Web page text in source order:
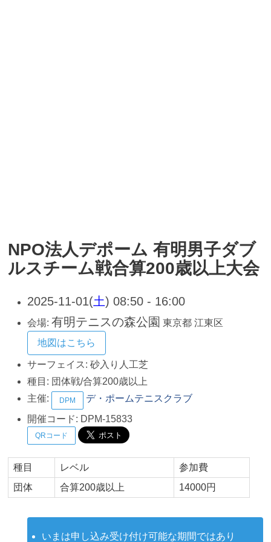
NPO法人デポーム 有明男子ダブ
ルスチーム戦合算200歳以上大会
2025-11-01(土) 08:50 - 16:00
会場: 有明テニスの森公園 東京都 江東区
地図はこちら
サーフェイス: 砂入り人工芝
種目: 団体戦/合算200歳以上
主催:
DPM
デ・ポームテニスクラブ
開催コード: DPM-15833
QRコード
種目 レベル
参加費
団体
合算200歳以上 14000円
いまは申し込み受け付け可能な期間ではあり